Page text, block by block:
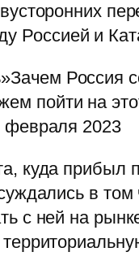
Россией и
Россия
пойти на
февраля 2023
куда прибыл
в
с ней на